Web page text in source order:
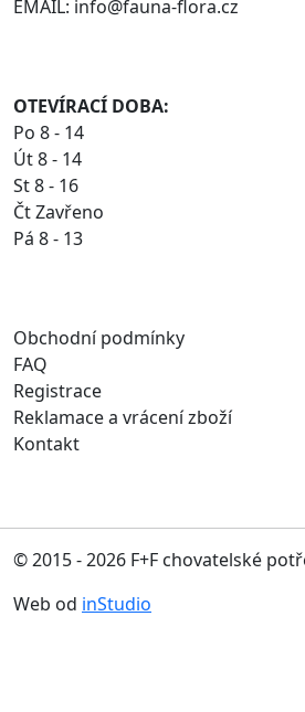
EMAIL: info@fauna-flora.cz
OTEVÍRACÍ DOBA:
Po 8 - 14
Út 8 - 14
St 8 - 16
Čt Zavřeno
Pá 8 - 13
Obchodní podmínky
FAQ
Registrace
Reklamace a vrácení zboží
Kontakt
© 2015 - 2026 F+F chovatelské
Web od inStudio